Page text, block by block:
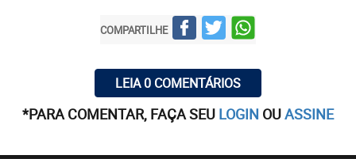
COMPARTILHE
LEIA 0 COMENTÁRIOS
*PARA COMENTAR, FAÇA SEU LOGIN OUASSINE